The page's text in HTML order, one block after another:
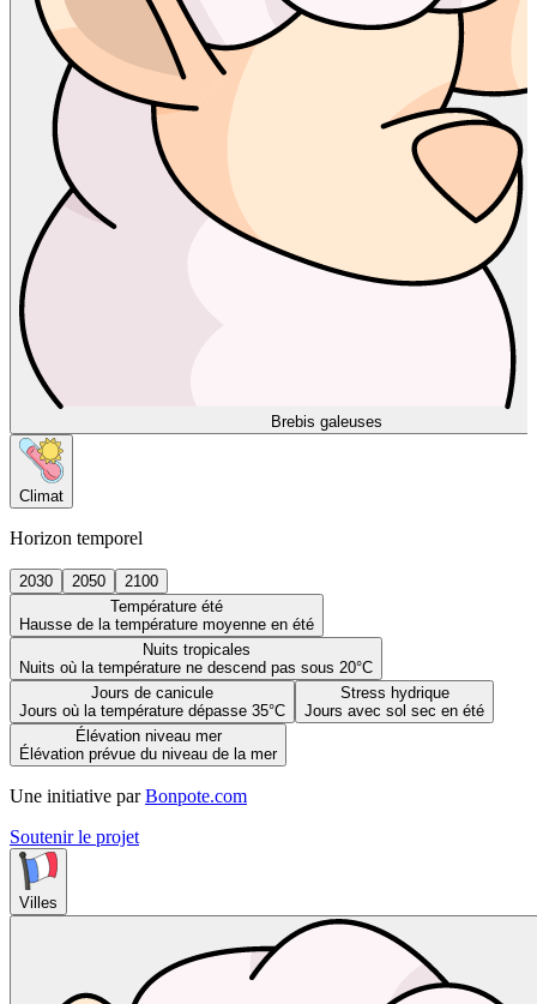
Brebis galeuses
Climat
Horizon temporel
2030 2050
2100
Température été
Hausse de la température moyenne en été
Nuits tropicales
Nuits où la température ne descend pas sous 20°C
Jours de canicule
Jours où la température dépasse 35°C
Stress hydrique
Jours avec sol sec en été
Élévation niveau mer
Élévation prévue du niveau de la mer
Une initiative par Bonpote.com
Soutenir le projet
Villes